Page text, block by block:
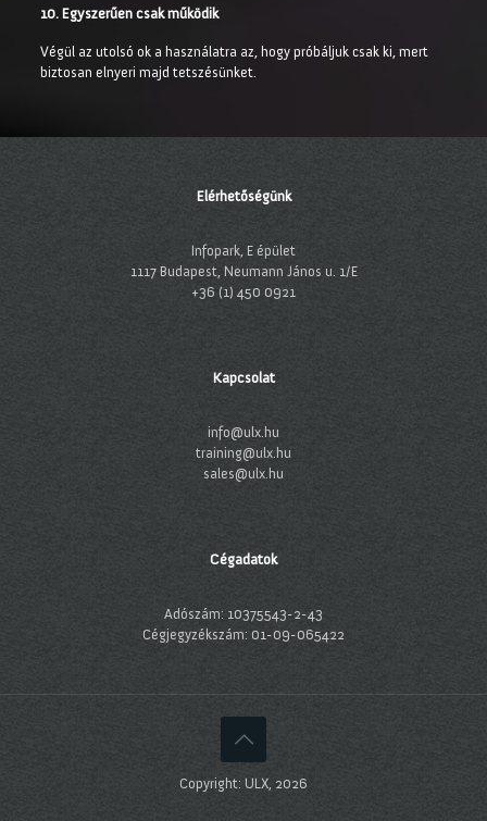
10. Egyszerűen csak működik
Végül az utolsó ok a használatra az, hogy próbáljuk csak ki, mert
biztosan elnyeri majd tetszésünket.
Elérhetőségünk
Infopark, E épület
1117 Budapest, Neumann János u. 1/E
+36 (1) 450 0921
Kapcsolat
info@ulx.hu
training@ulx.hu
sales@ulx.hu
Cégadatok
Adószám: 10375543-2-43
Cégjegyzékszám: 01-09-065422
Copyright: ULX, 2026